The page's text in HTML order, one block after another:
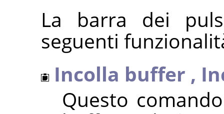
La barra dei
seguenti
Incolla buffer ,
Questo